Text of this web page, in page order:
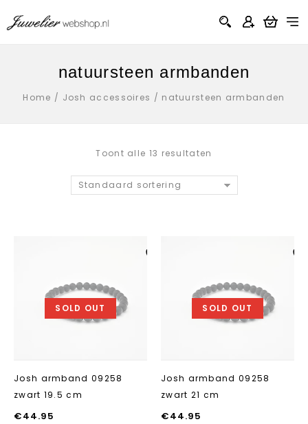
natuursteen armbanden
Home / Josh accessoires / natuursteen armbanden
Toont alle 13 resultaten
Standaard sortering
SOLD OUT
Josh armband 09258
zwart 19.5 cm
€44.95
SOLD OUT
Josh armband 09258
zwart 21 cm
€44.95